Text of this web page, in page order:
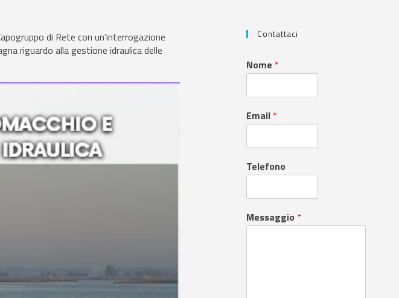
di Rete con un’interrogazione
riguardo alla gestione idraulica delle
Contattaci
Nome *
Email *
Telefono
Messaggio *